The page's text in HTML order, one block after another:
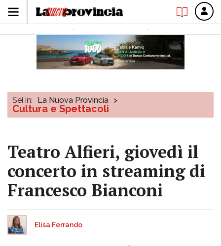
Sei in: La Nuova Provincia >
Cultura e Spettacoli
Teatro Alfieri, giovedì il
concerto in streaming di
Francesco Bianconi
Elisa Ferrando